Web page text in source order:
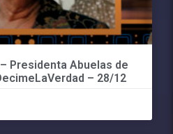
Presidenta Abuelas de
– 28/12